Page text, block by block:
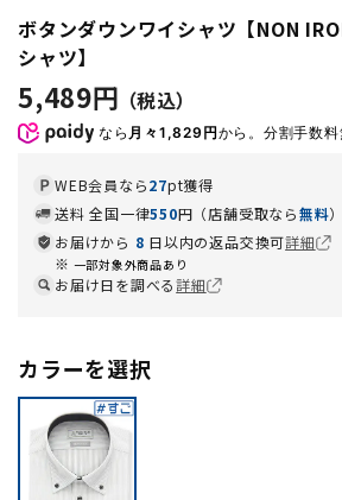
ボタンダウンワイシャツ【NON
シャツ】
5,489円
なら 月々1,829円から。分割手数料
WEB会員なら27pt獲得
送料 全国一律550円（店舗受取なら無料）
お届けから 8 日以内の返品交換可詳細
一部対象外商品あり
お届け日を調べる詳細
カラーを選択